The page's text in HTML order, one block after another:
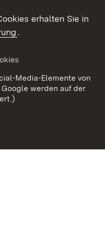
erhalten Sie in
.
Media-Elemente von
werden auf der